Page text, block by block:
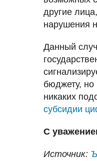
другие
нарушения
Данный
бюджету, но
никаких
субсидии
С
Источник: Ъ